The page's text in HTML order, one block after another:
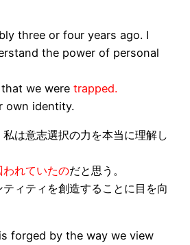
three or four years ago. I
the power of personal
we were trapped.
own identity.
私は意志選択の力を本当に理解し
われていたのだと思う。
ィティを創造することに目を向
forged by the way we view